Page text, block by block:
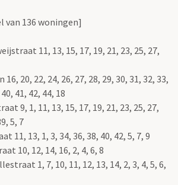
van 136 woningen]
11, 13, 15, 17, 19, 21, 23, 25, 27,
20, 22, 24, 26, 27, 28, 29, 30, 31, 32, 33,
41, 42, 44, 18
9, 1, 11, 13, 15, 17, 19, 21, 23, 25, 27,
5, 7
11, 13, 1, 3, 34, 36, 38, 40, 42, 5, 7, 9
10, 12, 14, 16, 2, 4, 6, 8
1, 7, 10, 11, 12, 13, 14, 2, 3, 4, 5, 6,